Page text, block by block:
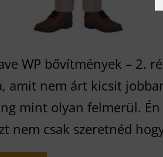
WP bővítmények – 2.
amit nem árt kicsit
mint olyan felmerül.
nem csak szeretnéd